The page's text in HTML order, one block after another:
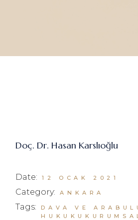
Doç. Dr. Hasan Karslıoğlu
Date: 12 OCAK 2021
Category: ANKARA
Tags: DAVA VE
HUKUKU